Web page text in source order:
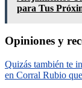
para Tus
Opiniones y
Quizás también te
en Corral Rubio